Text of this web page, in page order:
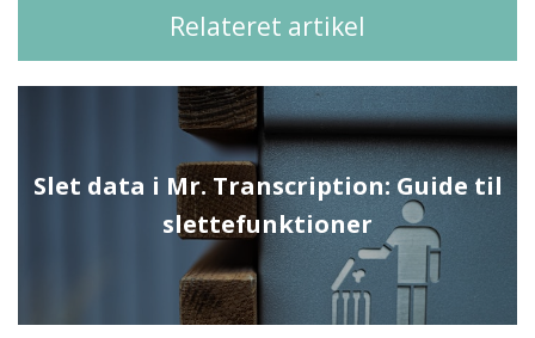
Relateret artikel
Slet data i Mr. Transcription: Guide til
slettefunktioner